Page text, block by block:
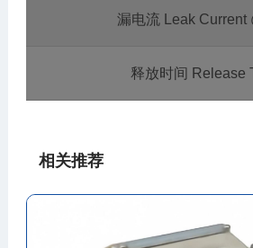
漏电流 Leak Current
释放时间 Release
相关推荐